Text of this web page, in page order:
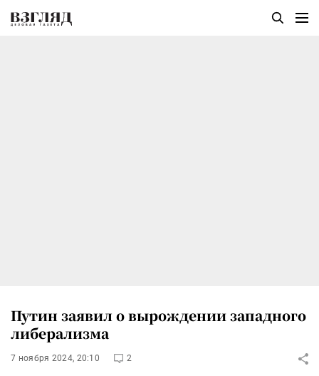
Путин заявил о вырождении западного
либерализма
7 ноября 2024, 20:10 2